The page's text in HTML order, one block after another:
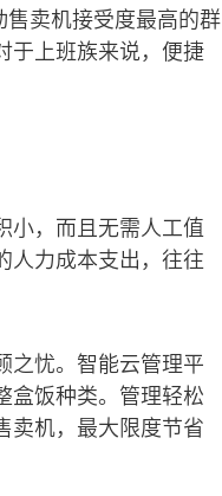
卖机接受度最高的群
于上班族来说，便捷
小，而且无需人工值
人力成本支出，往往
之忧。智能云管理平
盒饭种类。管理轻松
卖机，最大限度节省